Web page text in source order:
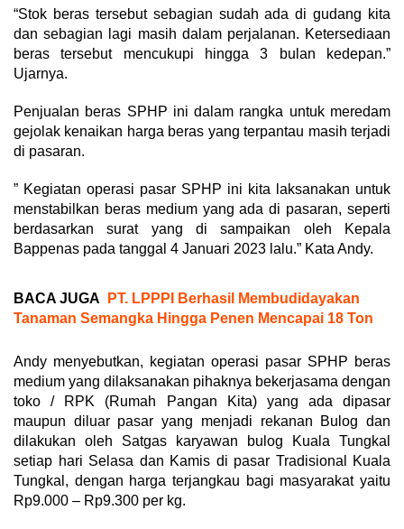
“Stok beras tersebut sebagian sudah ada di gudang kita
dan sebagian lagi masih dalam perjalanan. Ketersediaan
beras tersebut mencukupi hingga 3 bulan kedepan.”
Ujarnya.
Penjualan beras SPHP ini dalam rangka untuk meredam
gejolak kenaikan harga beras yang terpantau masih terjadi
di pasaran.
” Kegiatan operasi pasar SPHP ini kita laksanakan untuk
menstabilkan beras medium yang ada di pasaran, seperti
berdasarkan surat yang di sampaikan oleh Kepala
Bappenas pada tanggal 4 Januari 2023 lalu.” Kata Andy.
BACA JUGA
PT. LPPPI Berhasil Membudidayakan
Tanaman Semangka Hingga Penen Mencapai 18 Ton
Andy menyebutkan, kegiatan operasi pasar SPHP beras
medium yang dilaksanakan pihaknya bekerjasama dengan
toko / RPK (Rumah Pangan Kita) yang ada dipasar
maupun diluar pasar yang menjadi rekanan Bulog dan
dilakukan oleh Satgas karyawan bulog Kuala Tungkal
setiap hari Selasa dan Kamis di pasar Tradisional Kuala
Tungkal, dengan harga terjangkau bagi masyarakat yaitu
Rp9.000 – Rp9.300 per kg.